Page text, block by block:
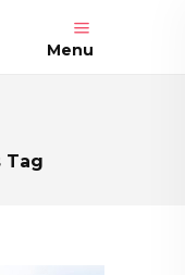
Menu
Tag